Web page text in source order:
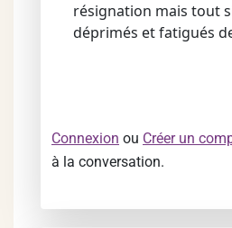
résignation mais tout
déprimés et fatigués
Connexion ou Créer un
à la conversation.